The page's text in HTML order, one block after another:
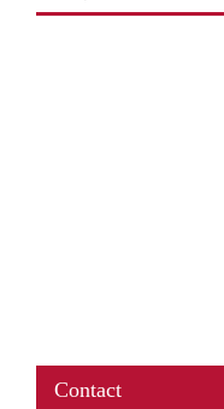
Contact